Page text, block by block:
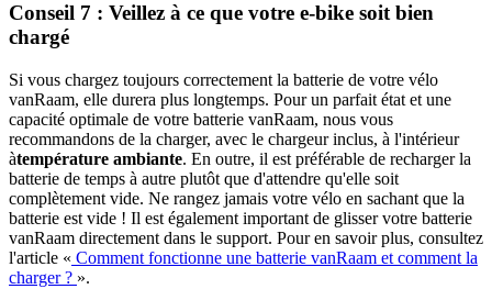
Conseil 7 : Veillez à ce que votre e-bike soit bien
chargé
Si vous chargez toujours correctement la batterie de votre vélo
vanRaam, elle durera plus longtemps. Pour un parfait état et une
capacité optimale de votre batterie vanRaam, nous vous
recommandons de la charger, avec le chargeur inclus, à l'intérieur
àtempérature ambiante. En outre, il est préférable de recharger la
batterie de temps à autre plutôt que d'attendre qu'elle soit
complètement vide. Ne rangez jamais votre vélo en sachant que la
batterie est vide ! Il est également important de glisser votre batterie
vanRaam directement dans le support. Pour en savoir plus, consultez
l'article « Comment fonctionne une batterie vanRaam et comment la
charger ? ».